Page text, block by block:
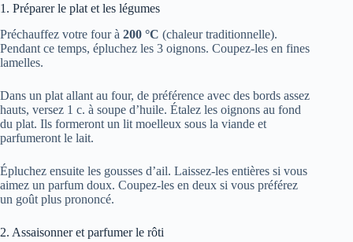
1. Préparer le plat et les légumes
Préchauffez votre four à 200 °C (chaleur traditionnelle).
Pendant ce temps, épluchez les 3 oignons. Coupez-les en fines
lamelles.
Dans un plat allant au four, de préférence avec des bords assez
hauts, versez 1 c. à soupe d’huile. Étalez les oignons au fond
du plat. Ils formeront un lit moelleux sous la viande et
parfumeront le lait.
Épluchez ensuite les gousses d’ail. Laissez-les entières si vous
aimez un parfum doux. Coupez-les en deux si vous préférez
un goût plus prononcé.
2. Assaisonner et parfumer le rôti